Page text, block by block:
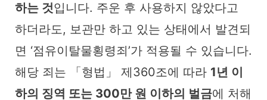
하는 것입니다. 주운 후 사용하지 않았다고
하더라도, 보관만 하고 있는 상태에서 발견되
면 ‘점유이탈물횡령죄’가 적용될 수 있습니다.
해당 죄는 「형법」 제360조에 따라 1년 이
하의 징역 또는 300만 원 이하의 벌금에 처해